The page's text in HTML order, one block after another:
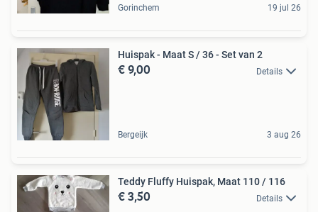
Gorinchem 19 jul 26
Huispak - Maat S / 36 - Set van 2
€ 9,00 Details
Bergeijk 3 aug 26
Teddy Fluffy Huispak, Maat 110 / 116
€ 3,50 Details